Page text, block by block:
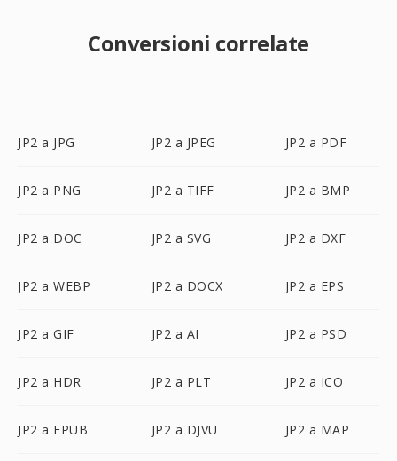
Conversioni correlate
JP2 a JPG JP2 a JPEG JP2 a PDF
JP2 a PNG JP2 a TIFF JP2 a BMP
JP2 a DOC JP2 a SVG JP2 a DXF
JP2 a WEBP JP2 a DOCX JP2 a EPS
JP2 a GIF JP2 a AI JP2 a PSD
JP2 a HDR JP2 a PLT JP2 a ICO
JP2 a EPUB JP2 a DJVU JP2 a MAP